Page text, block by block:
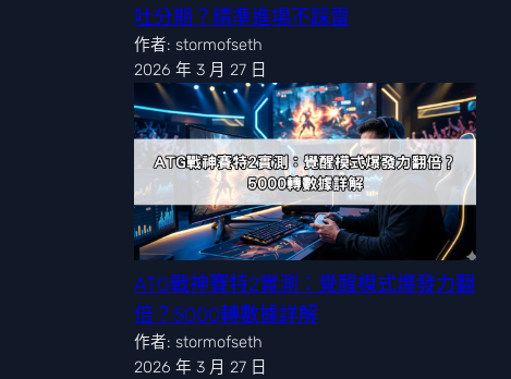
吐分期？精準進場不踩雷
作者: stormofseth
2026 年 3 月 27 日
ATG戰神賽特2實測：覺醒模式爆發力翻
倍？5000轉數據詳解
作者: stormofseth
2026 年 3 月 27 日